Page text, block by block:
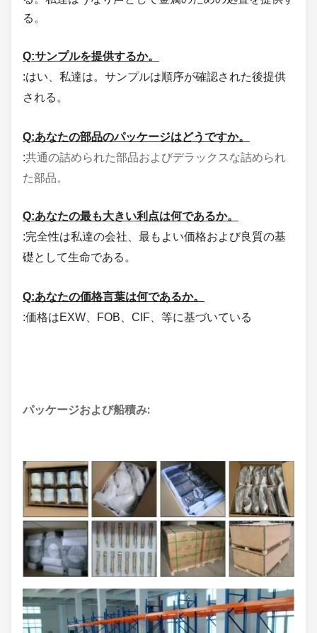
る。
Q:サンプルを提供するか。
:はい、私達は。サンプルは順序が確認された後提供
される。
Q:あなたの部品のパッケージはどうですか。
:共通の詰められた部品およびデラックスな詰められ
た部品。
Q:あなたの最も大きい利点は何であるか。
:完全性は私達の会社、最もよい価格および良質の基
礎として生命である。
Q:あなたの価格言葉は何であるか。
:価格はEXW、FOB、CIF、等に基づいている
パッケージおよび船積み: